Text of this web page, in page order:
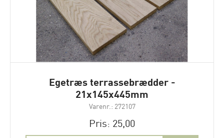
Egetræs terrassebrædder -
21x145x445mm
Varenr.: 272107
Pris: 25,00